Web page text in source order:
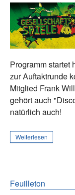
Programm startet
zur Auftaktrunde
Mitglied Frank
gehört auch
natürlich auch!
Weiterlesen
Feuilleton